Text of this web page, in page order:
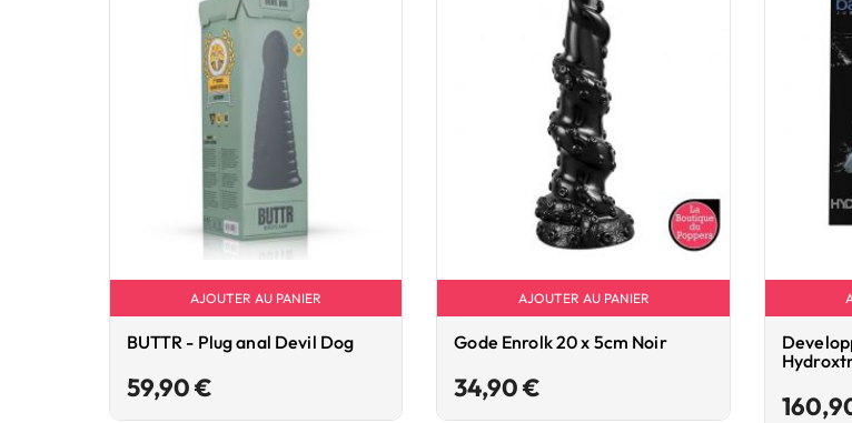
AJOUTER AU PANIER
BUTTR - Plug anal Devil Dog
59,90 €
AJOUTER AU PANIER
Gode Enrolk 20 x 5cm Noir
34,90 €